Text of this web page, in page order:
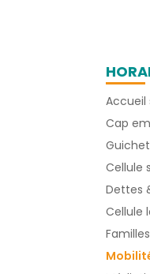
Accueil
Cap
Cellule
Dettes
Cellule